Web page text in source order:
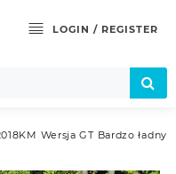
LOGIN / REGISTER
Wersja GT Bardzo ładny